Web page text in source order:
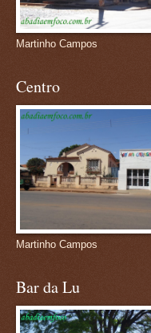
Martinho Campos
Centro
Martinho Campos
Bar da Lu